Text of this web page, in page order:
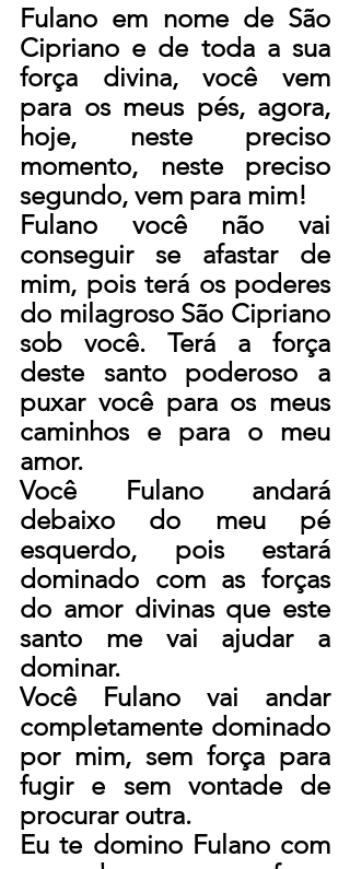
Fulano em nome de São
Cipriano e de toda a sua
força divina, você vem
para os meus pés, agora,
hoje, neste preciso
momento, neste preciso
segundo, vem para mim!
Fulano você não vai
conseguir se afastar de
mim, pois terá os poderes
do milagroso São Cipriano
sob você. Terá a força
deste santo poderoso a
puxar você para os meus
caminhos e para o meu
amor.
Você Fulano andará
debaixo do meu pé
esquerdo, pois estará
dominado com as forças
do amor divinas que este
santo me vai ajudar a
dominar.
Você Fulano vai andar
completamente dominado
por mim, sem força para
fugir e sem vontade de
procurar outra.
Eu te domino Fulano com